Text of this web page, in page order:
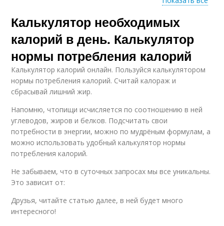
Необходимые семьи
Калькулятор необходимых
калорий в день. Калькулятор
нормы потребления калорий
Калькулятор калорий онлайн. Пользуйся калькулятором
нормы потребления калорий. Считай калораж и
сбрасывай лишний жир.
Напомню, чтопищи исчисляется по соотношению в ней
углеводов, жиров и белков. Подсчитать свои
потребности в энергии, можно по мудрёным формулам, а
можно использовать удобный калькулятор нормы
потребления калорий.
Не забываем, что в суточных запросах мы все уникальны.
Это зависит от:
Друзья, читайте статью далее, в ней будет много
интересного!